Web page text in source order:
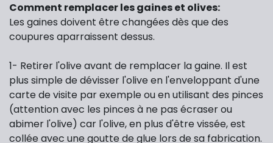
Comment remplacer les gaines et olives:
Les gaines doivent être changées dès que des
coupures aparraissent dessus.
1- Retirer l'olive avant de remplacer la gaine. Il est
plus simple de dévisser l'olive en l'enveloppant d'une
carte de visite par exemple ou en utilisant des pinces
(attention avec les pinces à ne pas écraser ou
abimer l'olive) car l'olive, en plus d'être vissée, est
collée avec une goutte de glue lors de sa fabrication.